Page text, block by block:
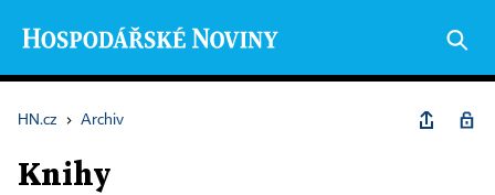
HN.cz › Archiv
Knihy